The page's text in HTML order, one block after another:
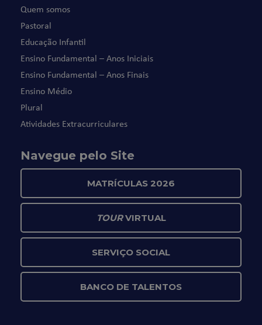
Quem somos
Pastoral
Educação Infantil
Ensino Fundamental – Anos Iniciais
Ensino Fundamental – Anos Finais
Ensino Médio
Plural
Atividades Extracurriculares
Navegue pelo Site
MATRÍCULAS 2026
TOURVIRTUAL
SERVIÇO SOCIAL
BANCO DE TALENTOS